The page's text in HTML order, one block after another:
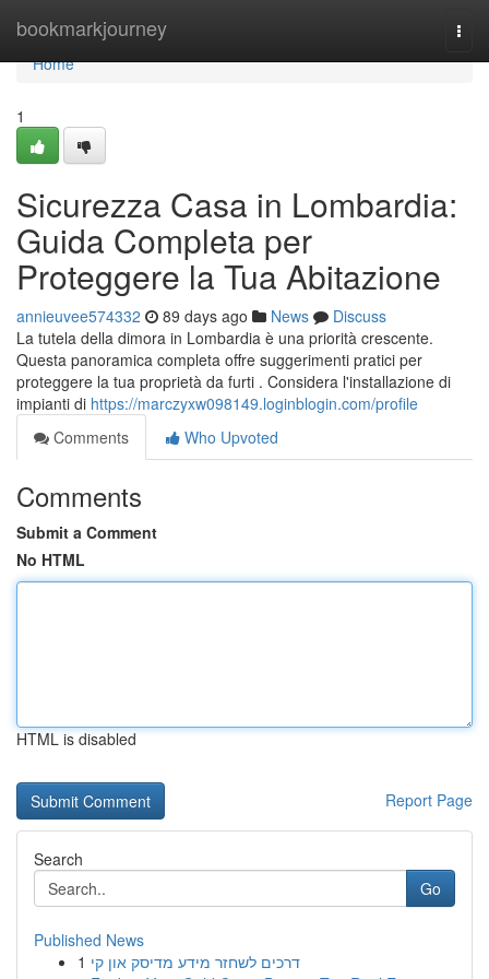
bookmarkjourney
Home
Home
1
Sicurezza Casa in Lombardia:
Guida Completa per
Proteggere la Tua Abitazione
annieuvee574332 89 days ago News
Discuss
La tutela della dimora in Lombardia è una priorità crescente.
Questa panoramica completa offre suggerimenti pratici per
proteggere la tua proprietà da furti . Considera l'installazione di
impianti di https://marczyxw098149.loginblogin.com/profile
Comments
Who Upvoted
Comments
Submit a Comment
No HTML
HTML is disabled
Report Page
Search
Go
Published News
1 דרכים לשחזר מידע מדיסק און קי